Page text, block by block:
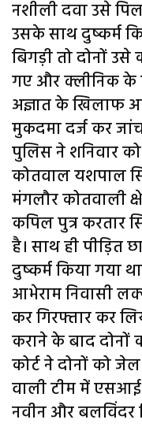
नशीली दवा उसे
उसके साथ दुष्कर्म
बिगड़ी तो दोनों
गए और क्लीनिक के
अज्ञात के खिलाफ
मुकदमा दर्ज कर
पुलिस ने शनिवार
कोतवाल यशपाल
मंगलौर कोतवाली
कपिल पुत्र करतार
है। साथ ही पीड़ित
दुष्कर्म किया गया
आभेराम निवासी
कर गिरफ्तार कर
कराने के बाद दोनों
कोर्ट ने दोनों को
वाली टीम में
नवीन और बलविंदर